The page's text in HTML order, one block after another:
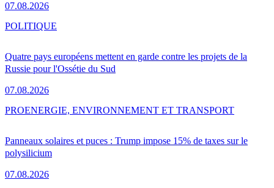
07.08.2026
Quatre pays européens mettent en garde contre les projets de la
Russie pour l'Ossétie du Sud
07.08.2026
POLITIQUE
Panneaux solaires et puces : Trump impose 15% de taxes sur le
polysilicium
07.08.2026
PROENERGIE, ENVIRONNEMENT ET TRANSPORT